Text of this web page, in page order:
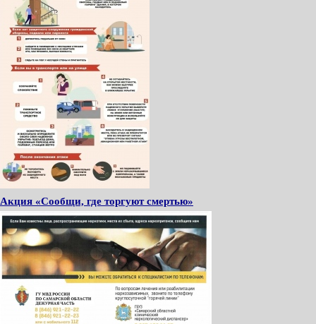
Акция «Сообщи, где торгуют смертью»